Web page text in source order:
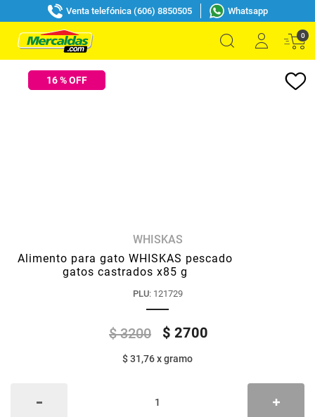
Venta telefónica (606) 8850505 Whatsapp
0
16% OFF
WHISKAS
Alimento para gato WHISKAS pescado
gatos castrados x85 g
PLU: 121729
$ 3200 $ 2700
$ 31,76xgramo